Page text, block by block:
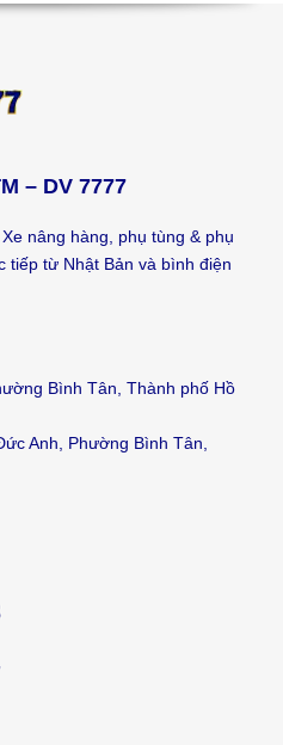
– DV 7777
nâng hàng, phụ tùng & phụ
tiếp từ Nhật Bản và bình điện
Bình Tân, Thành phố Hồ
Anh, Phường Bình Tân,